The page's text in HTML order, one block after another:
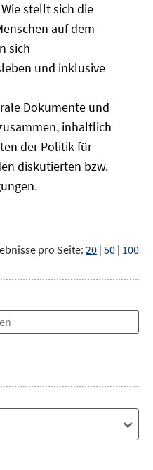
stellt sich die
auf dem
sich
und inklusive
Dokumente und
inhaltlich
der Politik für
diskutierten bzw.
pro Seite:20 | 50 | 100